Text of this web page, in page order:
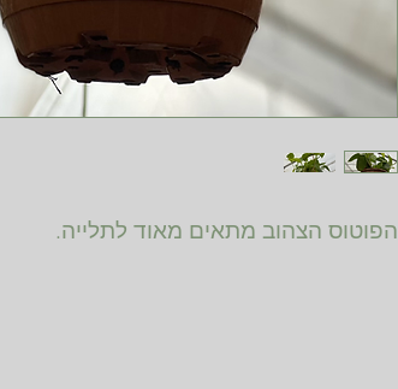
הפוטוס הצהוב מתאים מאוד לתלייה.